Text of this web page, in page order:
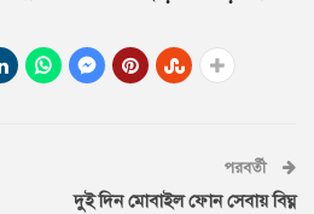
পরবর্তী
দুই দিন মোবাইল ফোন সেবায় বিঘ্ন